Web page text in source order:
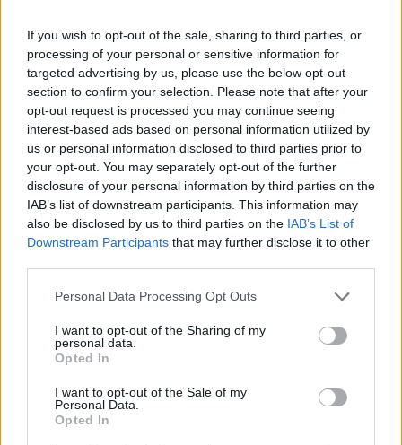
If you wish to opt-out of the sale, sharing to third parties, or
processing of your personal or sensitive information for
targeted advertising by us, please use the below opt-out
section to confirm your selection. Please note that after your
opt-out request is processed you may continue seeing
interest-based ads based on personal information utilized by
us or personal information disclosed to third parties prior to
your opt-out. You may separately opt-out of the further
disclosure of your personal information by third parties on the
IAB’s list of downstream participants. This information may
also be disclosed by us to third parties on the IAB’s List of
Downstream Participants that may further disclose it to other
Personal Data Processing Opt Outs
I want to opt-out of the Sharing of my
personal data.
Opted In
I want to opt-out of the Sale of my
Personal Data.
Opted In
ΣΧΕΤΙΚA AΡΘΡΑ
Ιταλία: Το θερμότερο καλοκαίρι του αιώνα πλήττει τη
ΚΟΣΜΟΣ 13:26
Ιταλία: Το θερμότερο καλοκαίρι
Ιταλία: Το θερμότερο καλοκαίρι
του αιώνα πλήττει τη χώρα με 48
βαθμούς Κελσίου
Βίντεο: Μεθυσμένη σκότωσε νύφη λίγες ώρες μετά τον
Βίντεο: Μεθυσμένη σκότωσε νύφη
Βίντεο: Μεθυσμένη σκότωσε
νύφη λίγες ώρες μετά τον γάμο
της στη Νότια Καρολίνα
Τζο Μπάιντεν: «Ο καρκίνος έχει
Τζο Μπάιντεν: «Ο καρκίνος έχει
Στις φλόγες δύο διυλιστήρια πετρελαίου στη Ρωσία